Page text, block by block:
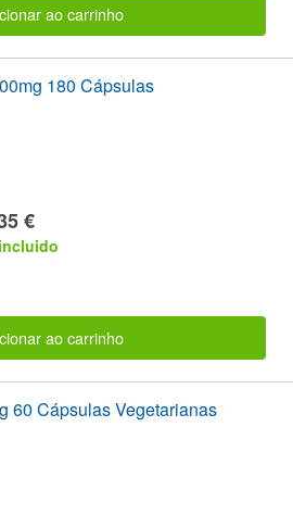
ao carrinho
180 Cápsulas
€
ao carrinho
60 Cápsulas Vegetarianas